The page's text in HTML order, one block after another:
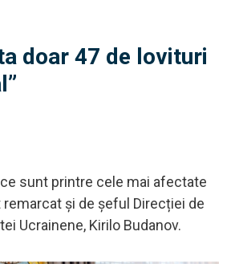
doar 47 de lovituri
sunt printre cele mai afectate
și de șeful Direcției de
Ucrainene, Kirilo Budanov.